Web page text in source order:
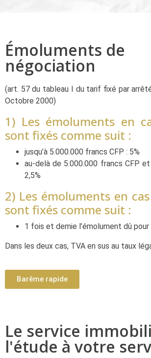
Émoluments de
négociation
(art. 57 du tableau I du tarif fixé par
Octobre 2000)
1) Les émoluments en
sont fixés comme suit :
jusqu’à 5.000.000 francs CFP : 5%
au-delà de 5.000.000 francs CFP
2,5%
2) Les émoluments en
sont fixés comme suit :
1 fois et demie l’émolument dû pour
Dans les deux cas, TVA en sus au taux
Barême rapide
Le service
l'étude à votre